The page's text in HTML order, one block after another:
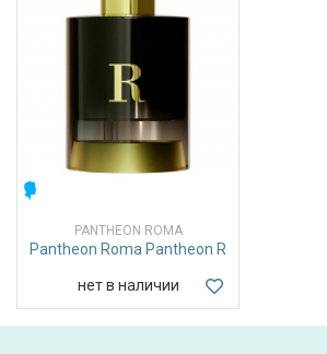
PANTHEON ROMA
Pantheon Roma Pantheon R
нет в наличии